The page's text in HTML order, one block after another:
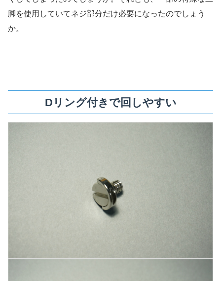
脚を使用していてネジ部分だけ必要になったのでしょう
か。
Dリング付きで回しやすい